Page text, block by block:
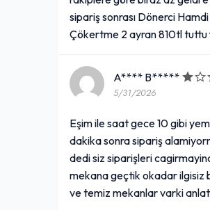
sipariş sonrası Dönerci
Çökertme 2 ayran 810tl
A**** B*****
5/31/2026
Eşim ile saat gece 10 gibi
dakika sonra sipariş
dedi siz siparişleri
mekana geçtik okadar ilgisiz
ve temiz mekanlar varki